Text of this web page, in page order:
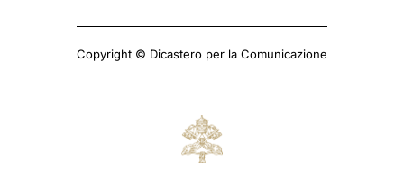
Copyright © Dicastero per la Comunicazione